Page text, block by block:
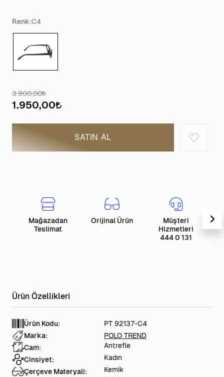
Renk:C4
3.900,00
1.950,00
SATIN AL
Mağazadan
Teslimat
Orijinal Ürün
Müşteri
Hizmetleri
444 0 131
Ürün Kodu:
PT 92137-C4
Marka:
POLO TREND
Cam:
Antrefle
Cinsiyet:
Kadın
Çerçeve Materyali:
Kemik